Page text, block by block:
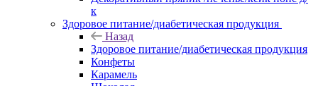
к
Здоровое питание/диабетическая продукция
Назад
Здоровое питание/диабетическая продукция
Конфеты
Карамель